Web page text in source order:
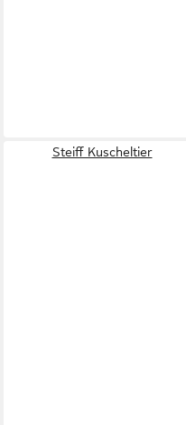
Steiff Kuscheltier